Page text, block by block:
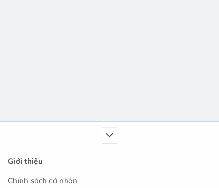
Giới thiệu
Chính sách cá nhân